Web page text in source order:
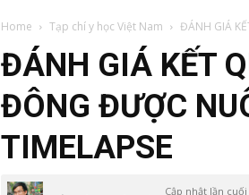
Luật
Việt
Nam
Home Tạp chí y học Việt Nam ĐÁNH GIÁ
ĐÁNH GIÁ KẾT
ĐÔNG ĐƯỢC
TIMELAPSE
Cập nhật lần cuối